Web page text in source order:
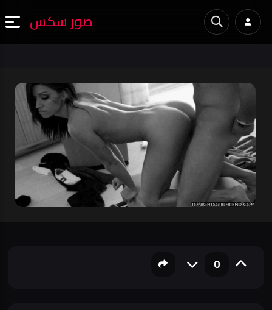
صور سكس
0